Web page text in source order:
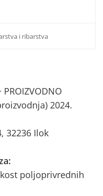
i ribarstva
PROIZVODNO
2024.
32236 Ilok
poljoprivrednih